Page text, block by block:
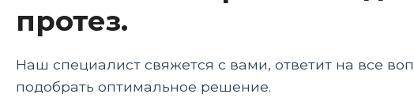
протез.
Наш специалист свяжется с вами, ответит на все
подобрать оптимальное решение.